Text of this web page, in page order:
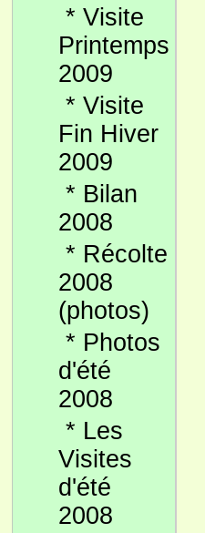
* Visite
Printemps
2009
* Visite
Fin Hiver
2009
* Bilan
2008
* Récolte
2008
(photos)
* Photos
d'été
2008
* Les
Visites
d'été
2008